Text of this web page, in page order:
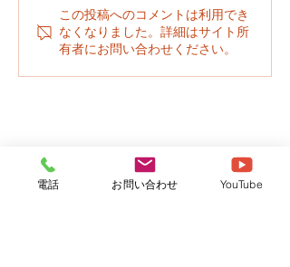
この投稿へのコメントは利用でき
なくなりました。詳細はサイト所
有者にお問い合わせください。
電話 お問い合わせ YouTube